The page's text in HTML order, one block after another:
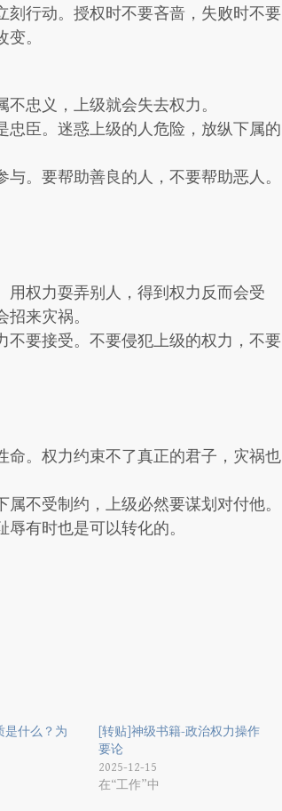
刻行动。授权时不要吝啬，失败时不要
。
忠义，上级就会失去权力。
臣。迷惑上级的人危险，放纵下属的
。要帮助善良的人，不要帮助恶人。
用权力耍弄别人，得到权力反而会受
来灾祸。
不要接受。不要侵犯上级的权力，不要
命。权力约束不了真正的君子，灾祸也
不受制约，上级必然要谋划对付他。
有时也是可以转化的。
是什么？为
[转贴]神级书籍-政治权力操作
要论
2025-12-15
在“工作”中